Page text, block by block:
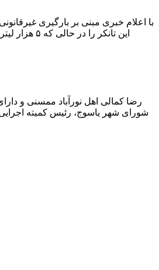
با اعلام خبری مبنی بر بارگیری
این
رضا کمالی اهل نورآباد ممسنی و
شورای شهر یاسوج، رئیس کمیته اجرایی